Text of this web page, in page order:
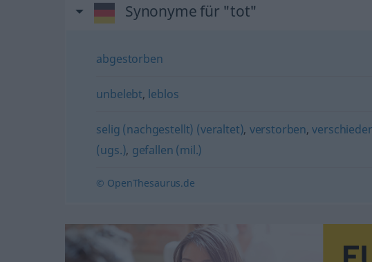
Synonyme für "tot"
abgestorben
unbelebt, leblos
selig (nachgestellt) (veraltet), verstorben,
(ugs.), gefallen (mil.)
© OpenThesaurus.de